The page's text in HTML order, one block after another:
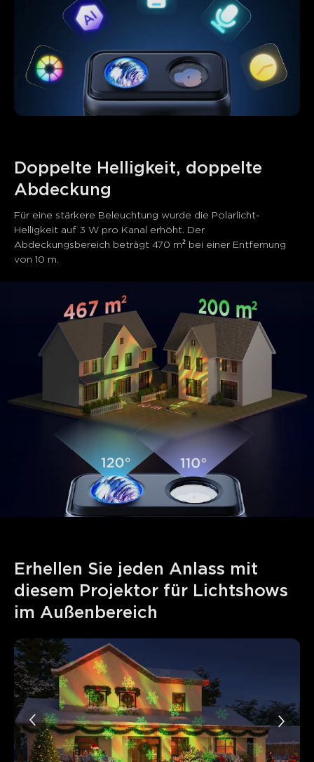
Doppelte Helligkeit, doppelte
Abdeckung
Für eine stärkere Beleuchtung wurde die Polarlicht-
Helligkeit auf 3 W pro Kanal erhöht. Der
Abdeckungsbereich beträgt 470 m² bei einer Entfernung
von 10 m.
Erhellen Sie jeden Anlass mit
diesem Projektor für Lichtshows
im Außenbereich